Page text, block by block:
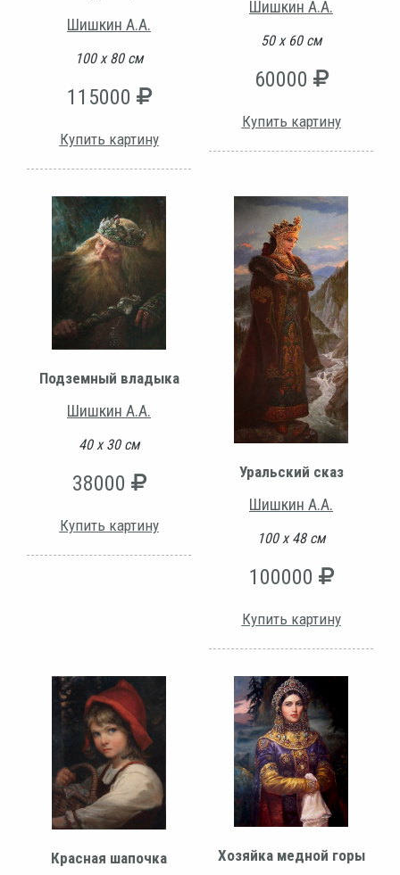
Шишкин А.А.
100 х 80 см
115000
Купить картину
Шишкин А.А.
50 х 60 см
60000
Купить картину
Подземный владыка
Шишкин А.А.
40 х 30 см
38000
Купить картину
Уральский сказ
Шишкин А.А.
100 х 48 см
100000
Купить картину
Красная шапочка Хозяйка медной горы